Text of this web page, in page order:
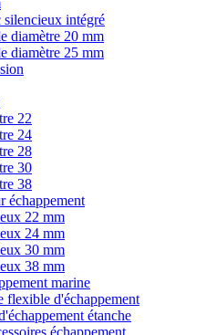
intégré
diamètre 20 mm
diamètre 25 mm
22
24
28
30
38
échappement
22 mm
24 mm
30 mm
38 mm
marine
flexible d'échappement
étanche
échappement